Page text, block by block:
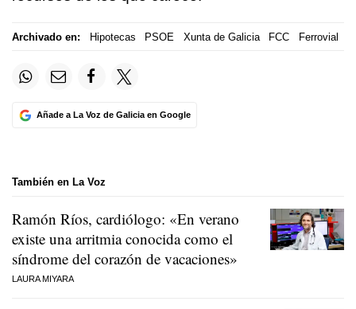
Archivado en: Hipotecas PSOE Xunta de Galicia FCC Ferrovial
Añade a La Voz de Galicia en Google
También en La Voz
Ramón Ríos, cardiólogo: «En verano
existe una arritmia conocida como el
síndrome del corazón de vacaciones»
LAURA MIYARA